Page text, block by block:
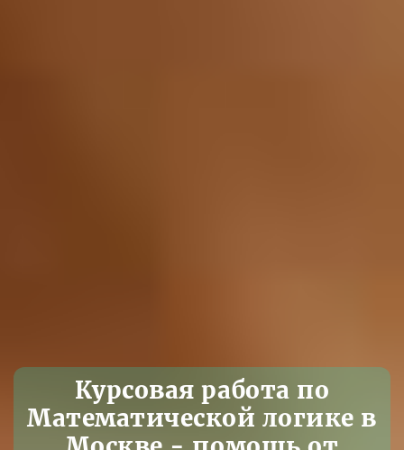
Курсовая работа по
Математической логике в